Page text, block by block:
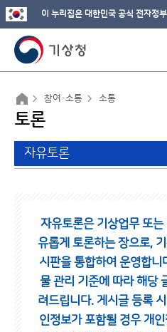
이 누리집은 대한민국 공식 전자정
참여·소통 소통
토론
자유토론
자유토론은 기상업무 또
유롭게 토론하는 장으로,
시판을 통합하여 운영합니
물 관리 기준에 따라 해당
려드립니다. 게시글 등록
인정보가 포함될 경우 개